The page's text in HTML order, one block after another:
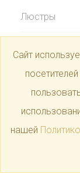
Люстры
Настольные
Торшеры
Подвесные
Сайт
нашей